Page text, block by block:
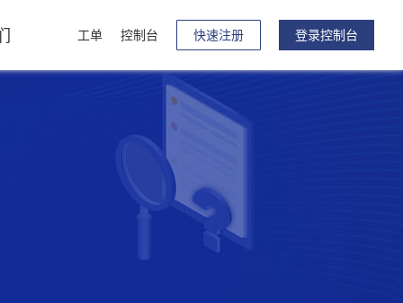
工单 控制台 快速注册 登录控制台